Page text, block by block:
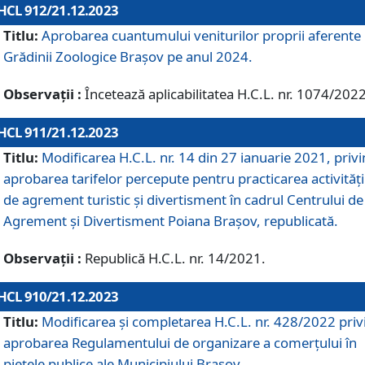
912/21.12.2023
Titlu: Aprobarea cuantumului veniturilor proprii aferente
Grădinii Zoologice Braşov pe anul 2024.
Observații : Încetează aplicabilitatea H.C.L. nr. 1074/
911/21.12.2023
Titlu: Modificarea H.C.L. nr. 14 din 27 ianuarie 2021,
aprobarea tarifelor percepute pentru practicarea
de agrement turistic și divertisment în cadrul Centrului de
Agrement și Divertisment Poiana Brașov, republicată.
Observații : Republică H.C.L. nr. 14/2021.
910/21.12.2023
Titlu: Modificarea și completarea H.C.L. nr. 428/2022
aprobarea Regulamentului de organizare a comerțului în